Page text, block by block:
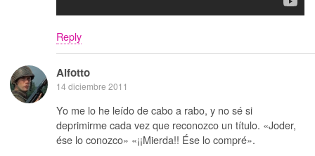
Reply
Alfotto
14 diciembre 2011
Yo me lo he leído de cabo a rabo, y no sé si
deprimirme cada vez que reconozco un título. «Joder,
ése lo conozco» «¡¡Mierda!! Ése lo compré».